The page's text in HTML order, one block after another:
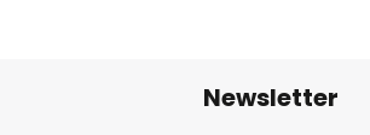
Newsletter